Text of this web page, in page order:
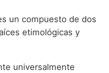
empiezan por X
empiezan por Z
un compuesto de dos
etimológicas y
universalmente